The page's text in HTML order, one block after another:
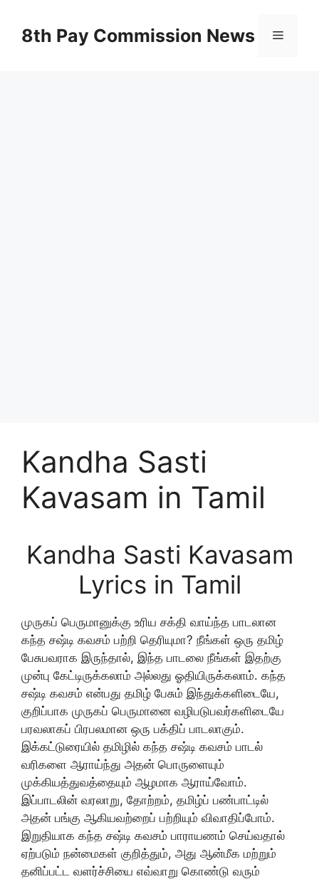
content8th Pay Commission News Menu
Kandha Sasti
Kavasam in Tamil
Kandha Sasti Kavasam
Lyrics in Tamil
முருகப் பெருமானுக்கு உரிய சக்தி வாய்ந்த பாடலான
கந்த சஷ்டி கவசம் பற்றி தெரியுமா? நீங்கள் ஒரு தமிழ்
பேசுபவராக இருந்தால், இந்த பாடலை நீங்கள் இதற்கு
முன்பு கேட்டிருக்கலாம் அல்லது ஓதியிருக்கலாம். கந்த
சஷ்டி கவசம் என்பது தமிழ் பேசும் இந்துக்களிடையே,
குறிப்பாக முருகப் பெருமானை வழிபடுபவர்களிடையே
பரவலாகப் பிரபலமான ஒரு பக்திப் பாடலாகும்.
இக்கட்டுரையில் தமிழில் கந்த சஷ்டி கவசம் பாடல்
வரிகளை ஆராய்ந்து அதன் பொருளையும்
முக்கியத்துவத்தையும் ஆழமாக ஆராய்வோம்.
இப்பாடலின் வரலாறு, தோற்றம், தமிழ்ப் பண்பாட்டில்
அதன் பங்கு ஆகியவற்றைப் பற்றியும் விவாதிப்போம்.
இறுதியாக கந்த சஷ்டி கவசம் பாராயணம் செய்வதால்
ஏற்படும் நன்மைகள் குறித்தும், அது ஆன்மீக மற்றும்
தனிப்பட்ட வளர்ச்சியை எவ்வாறு கொண்டு வரும்